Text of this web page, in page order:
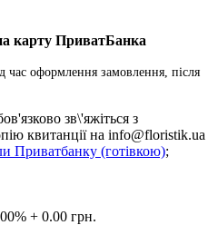
карту ПриватБанка
час оформлення замовлення, після
зв\'яжіться з
квитанції на info@floristik.ua
Приватбанку (готівкою);
+ 0.00 грн.